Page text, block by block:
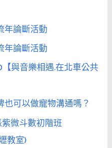
年論斷活動
年論斷活動
與音樂相遇.在北車公共
可以做寵物溝通嗎？
微斗數初階班
教室)